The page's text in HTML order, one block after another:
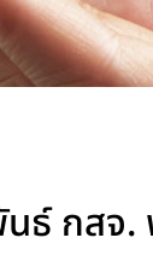
นธ์ กส